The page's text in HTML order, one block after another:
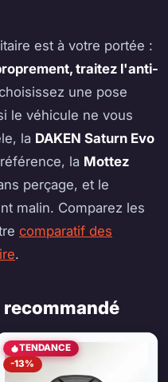
est à votre portée :
traitez l'anti-
une pose
le véhicule ne vous
la DAKEN Saturn Evo
la Mottez
perçage, et le
malin. Comparez les
comparatif des
.
recommandé
TENDANCE
-13%